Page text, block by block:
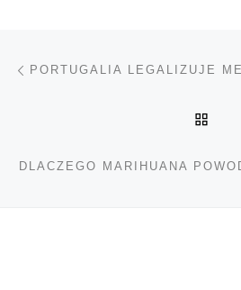
Nawigacja wpisu
DLACZEGO MARIHUANA